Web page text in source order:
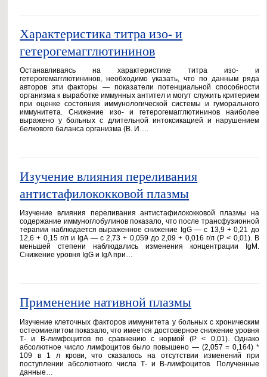
Характеристика титра изо- и
гетерогемагглютининов
Останавливаясь на характеристике титра изо- и
гетерогемагглютининов, необходимо указать, что по данным ряда
авторов эти факторы — показатели потенциальной способности
организма к выработке иммунных антител и могут служить критерием
при оценке состояния иммунологической системы и гуморального
иммунитета. Снижение изо- и гетерогемагглютининов наиболее
выражено у больных с длительной интоксикацией и нарушением
белкового баланса организма (В. И….
Изучение влияния переливания
антистафилококковой плазмы
Изучение влияния переливания антистафилококковой плазмы на
содержание иммуноглобулинов показало, что после трансфузионной
терапии наблюдается выраженное снижение IgG — с 13,9 + 0,21 до
12,6 + 0,15 г/л и IgA — с 2,73 + 0,059 до 2,09 + 0,016 г/л (Р < 0,01). В
меньшей степени наблюдались изменения концентрации IgM.
Снижение уровня IgG и IgA при…
Применение нативной плазмы
Изучение клеточных факторов иммунитета у больных с хроническим
остеомиелитом показало, что имеется достоверное снижение уровня
Т- и В-лимфоцитов по сравнению с нормой (Р < 0,01). Однако
абсолютное число лимфоцитов было повышено — (2,057 = 0,164) *
109 в 1 л крови, что сказалось на отсутствии изменений при
поступлении абсолютного числа Т- и В-лимфоцитов. Полученные
данные…